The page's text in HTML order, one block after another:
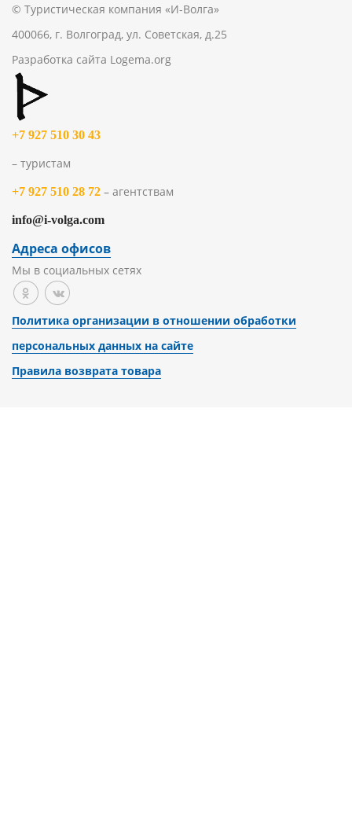
© Туристическая компания «И-Волга»
400066, г. Волгоград, ул. Советская, д.25
Разработка сайта Logema.org
+7 927 510 30 43
– туристам
+7 927 510 28 72 – агентствам
info@i-volga.com
Адреса офисов
Мы в социальных сетях
Политика организации в отношении обработки
персональных данных на сайте
Правила возврата товара